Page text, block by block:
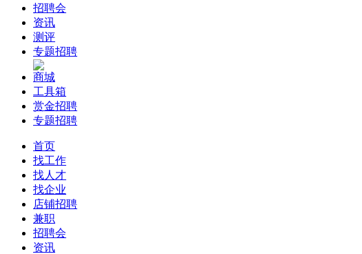
招聘会
资讯
测评
专题招聘
商城
工具箱
赏金招聘
专题招聘
首页
找工作
找人才
找企业
店铺招聘
兼职
招聘会
资讯